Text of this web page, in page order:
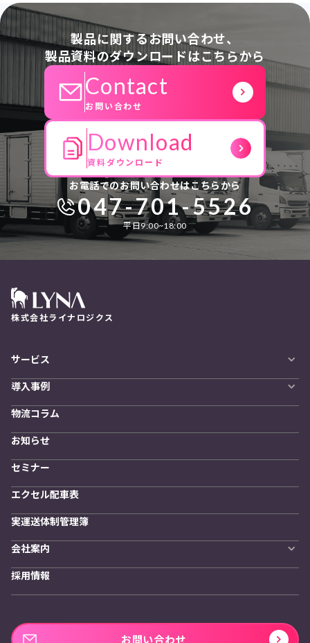
製品に関するお問い合わせ、
製品資料のダウンロードはこちらから
Contact
お問い合わせ
Download
資料ダウンロード
お電話でのお問い合わせはこちらから
047-701-5526
平日9:00~18:00
株式会社ライナロジクス
サービス
LYNA DXプラットフォーム
発着管理オプション
訪問計画
物流拠点最適化
開発者向けサービス
導入事例
導入をご検討の方へ
物流コラム
お知らせ
セミナー
エクセル配車表
実運送体制管理簿
会社案内
私たちの想い
採用情報
お問い合わせ